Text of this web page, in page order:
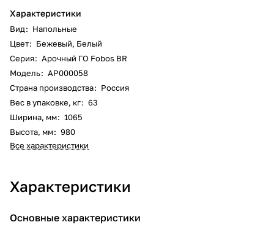
Характеристики
Вид: Напольные
Цвет: Бежевый, Белый
Серия: Арочный ГО Fobos BR
Модель: АР000058
Страна производства: Россия
Вес в упаковке, кг: 63
Ширина, мм: 1065
Высота, мм: 980
Все характеристики
Характеристики
Основные характеристики